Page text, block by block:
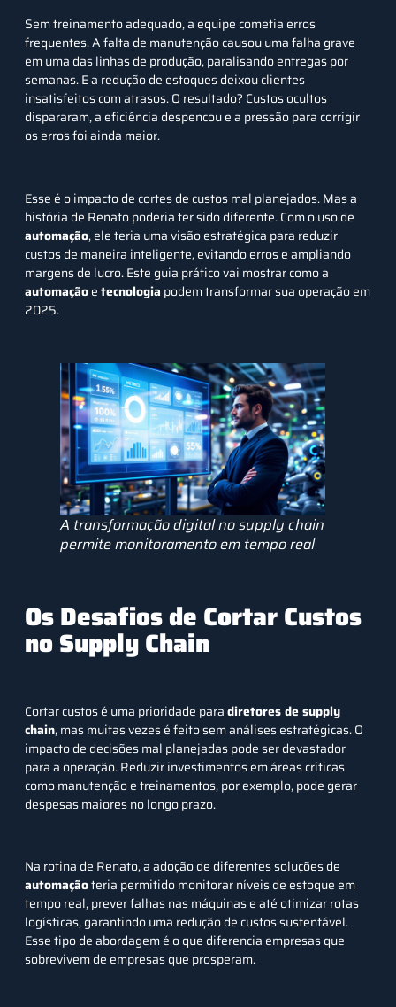
Sem treinamento adequado, a equipe cometia erros
frequentes. A falta de manutenção causou uma falha grave
em uma das linhas de produção, paralisando entregas por
semanas. E a redução de estoques deixou clientes
insatisfeitos com atrasos. O resultado? Custos ocultos
dispararam, a eficiência despencou e a pressão para corrigir
os erros foi ainda maior.
Esse é o impacto de cortes de custos mal planejados. Mas a
história de Renato poderia ter sido diferente. Com o uso de
automação, ele teria uma visão estratégica para reduzir
custos de maneira inteligente, evitando erros e ampliando
margens de lucro. Este guia prático vai mostrar como a
automaçãoetecnologia podem transformar sua operação em
2025.
A transformação digital no supply chain
permite monitoramento em tempo real
Os Desafios de Cortar Custos
no Supply Chain
Cortar custos é uma prioridade paradiretores de supply
chain, mas muitas vezes é feito sem análises estratégicas. O
impacto de decisões mal planejadas pode ser devastador
para a operação. Reduzir investimentos em áreas críticas
como manutenção e treinamentos, por exemplo, pode gerar
despesas maiores no longo prazo.
Na rotina de Renato, a adoção de diferentes soluções de
automaçãoteria permitido monitorar níveis de estoque em
tempo real, prever falhas nas máquinas e até otimizar rotas
logísticas, garantindo uma redução de custos sustentável.
Esse tipo de abordagem é o que diferencia empresas que
sobrevivem de empresas que prosperam.